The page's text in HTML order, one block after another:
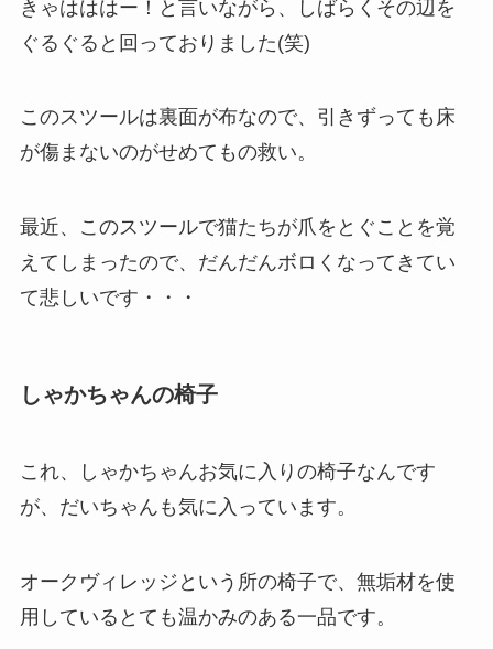
きゃはははー！と言いながら、しばらくその辺を
ぐるぐると回っておりました(笑)
このスツールは裏面が布なので、引きずっても床
が傷まないのがせめてもの救い。
最近、このスツールで猫たちが爪をとぐことを覚
えてしまったので、だんだんボロくなってきてい
て悲しいです・・・
しゃかちゃんの椅子
これ、しゃかちゃんお気に入りの椅子なんです
が、だいちゃんも気に入っています。
オークヴィレッジという所の椅子で、無垢材を使
用しているとても温かみのある一品です。